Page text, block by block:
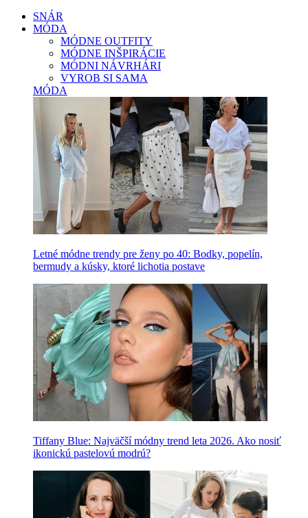
SNÁR
MÓDA
MÓDNE OUTFITY
MÓDNE INŠPIRÁCIE
MÓDNI NÁVRHÁRI
VYROB SI SAMA
MÓDA
Letné módne trendy pre ženy po 40: Bodky, popelín,
bermudy a kúsky, ktoré lichotia postave
Tiffany Blue: Najväčší módny trend leta 2026. Ako nosiť
ikonickú pastelovú modrú?